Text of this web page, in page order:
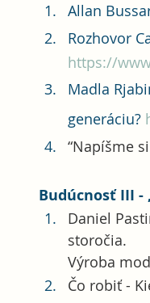
Allan
Rozhovor
https://
Madla
generáciu?
“Napíšme
Budúcnosť III -
Daniel
storočia.
Výroba
Čo robiť -